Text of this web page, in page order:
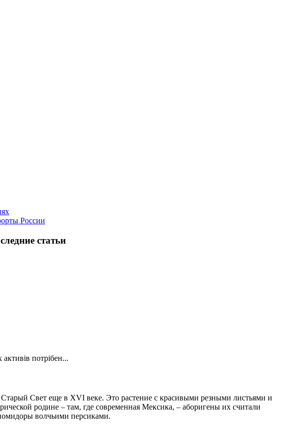
России
статьи
потрібен...
Свет еще в XVI веке. Это растение с красивыми резными листьями и
родине – там, где современная Мексика, – аборигены их считали
волчьими персиками.